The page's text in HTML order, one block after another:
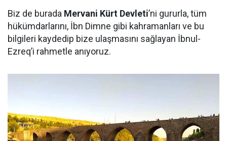
Biz de burada Mervani Kürt Devleti’ni gururla, tüm
hükümdarlarını, İbn Dimne gibi kahramanları ve bu
bilgileri kaydedip bize ulaşmasını sağlayan İbnul-
Ezreq’i rahmetle anıyoruz.